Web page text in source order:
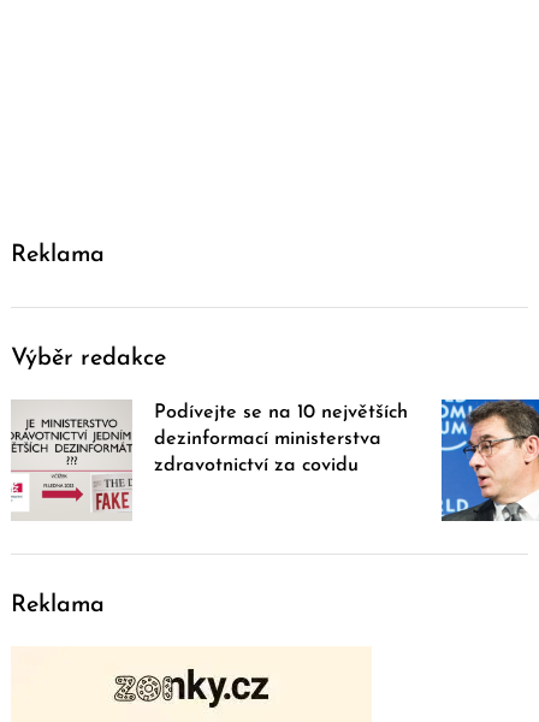
Reklama
Výběr redakce
Podívejte se na 10 největších
dezinformací ministerstva
zdravotnictví za covidu
Reklama